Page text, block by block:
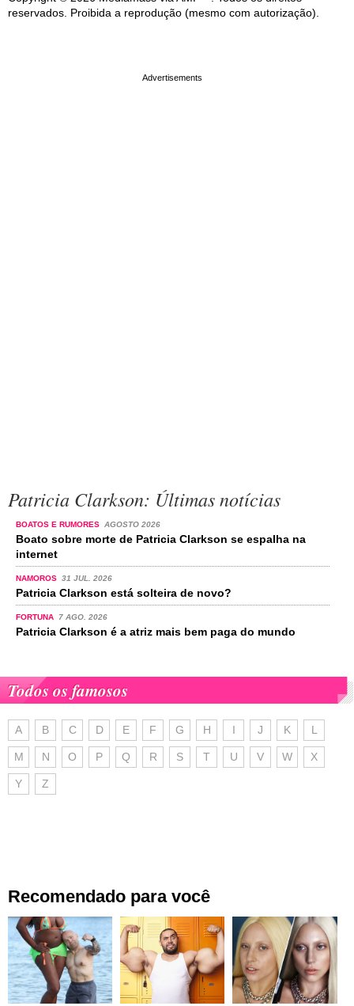
reservados. Proibida a reprodução (mesmo com autorização).
Patricia Clarkson: Últimas notícias
BOATOS E RUMORES AGOSTO 2026
Boato sobre morte de Patricia Clarkson se espalha na
internet
NAMOROS 31 JUL. 2026
Patricia Clarkson está solteira de novo?
FORTUNA 7 AGO. 2026
Patricia Clarkson é a atriz mais bem paga do mundo
Todos os famosos
A B C D E F G H I J K L
M N O P Q R S T U V W X
Y Z
Recomendado para você